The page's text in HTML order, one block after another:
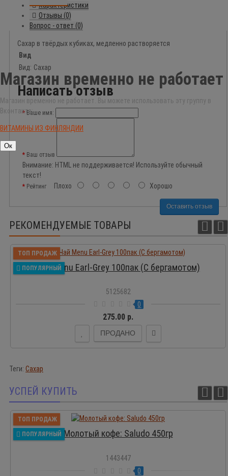
Характеристики
Отзывы (0)
Вопрос - ответ (0)
Сахар в твёрдых кубиках, медленно растворяется
Вид
Вид: Сахар
Написать отзыв
Ваше имя:
Ваш отзыв
Внимание: HTML не поддерживается! Используйте обычный
текст!
Рейтинг Плохо Хорошо
Оставить отзыв
РЕКОМЕНДУЕМЫЕ ТОВАРЫ
ТОП ПРОДАЖ
ПОПУЛЯРНЫЙ
Чай Menu Earl-Grey 100пак (С бергамотом)
5125682
0
275.00 р.
ПРОДАНО
Теги: Сахар
УСПЕЙ КУПИТЬ
ТОП ПРОДАЖ
ПОПУЛЯРНЫЙ Молотый кофе: Saludo 450гр
1443447
0
Магазин временно не работает
Магазин временно не работает. Вы можете использовать эту группу в
Вконтакте:
ВИТАМИНЫ ИЗ ФИНЛЯНДИИ
Ок